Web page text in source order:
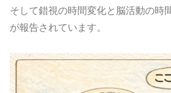
そして錯視の時間変化と脳活動の時
が報告されています。